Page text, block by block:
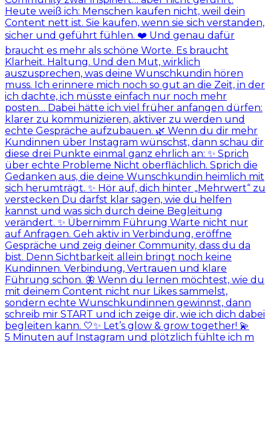
5 Minuten auf Instagram und plötzlich fühlte ich m